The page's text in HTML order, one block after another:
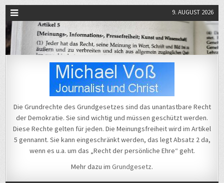
9. AUGUST 2026
Michael Voß
Die Grundrechte des Grundgesetzes sind das unantastbare Recht
der Demokratie. Sie sind wichtig und müssen geschützt werden.
Diese Rechte gelten für jeden. Die Meinungsfreiheit wird im Artikel
5 gennannt. Sie kann eingeschränkt werden, das legt Absatz 2 da,
wenn es u.a. um das „Recht der persönliche Ehre“ geht.
Mehr dazu im Grundgesetz.